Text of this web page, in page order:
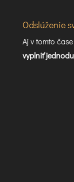
Odslúženie
Aj v tomto
vyplniť